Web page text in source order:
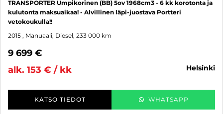
TRANSPORTER Umpikorinen (BB) 5ov 1968cm3 - 6 kk korotonta ja
kulutonta maksuaikaa! - Alvillinen läpi-juostava Portteri
vetokoukulla!!
2015 , Manuaali, Diesel, 233 000 km
9 699 €
alk. 153 € / kk
helsinki
KATSO TIEDOT WHATSAPP